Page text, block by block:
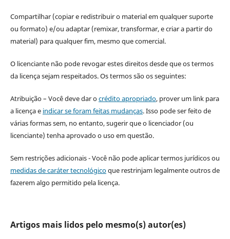
Compartilhar (copiar e redistribuir o material em qualquer suporte
ou formato) e/ou adaptar (remixar, transformar, e criar a partir do
material) para qualquer fim, mesmo que comercial.
O licenciante não pode revogar estes direitos desde que os termos
da licença sejam respeitados. Os termos são os seguintes:
Atribuição – Você deve dar ocrédito apropriado, prover um link para
a licença e indicar se foram feitas mudanças. Isso pode ser feito de
várias formas sem, no entanto, sugerir que o licenciador (ou
licenciante) tenha aprovado o uso em questão.
Sem restrições adicionais - Você não pode aplicar termos jurídicos ou
medidas de caráter tecnológicoque restrinjam legalmente outros de
fazerem algo permitido pela licença.
Artigos mais lidos pelo mesmo(s) autor(es)